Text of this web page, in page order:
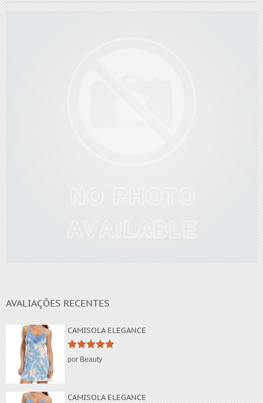
AVALIAÇÕES RECENTES
CAMISOLA ELEGANCE
Avaliação5
de 5
por Beauty
CAMISOLA ELEGANCE